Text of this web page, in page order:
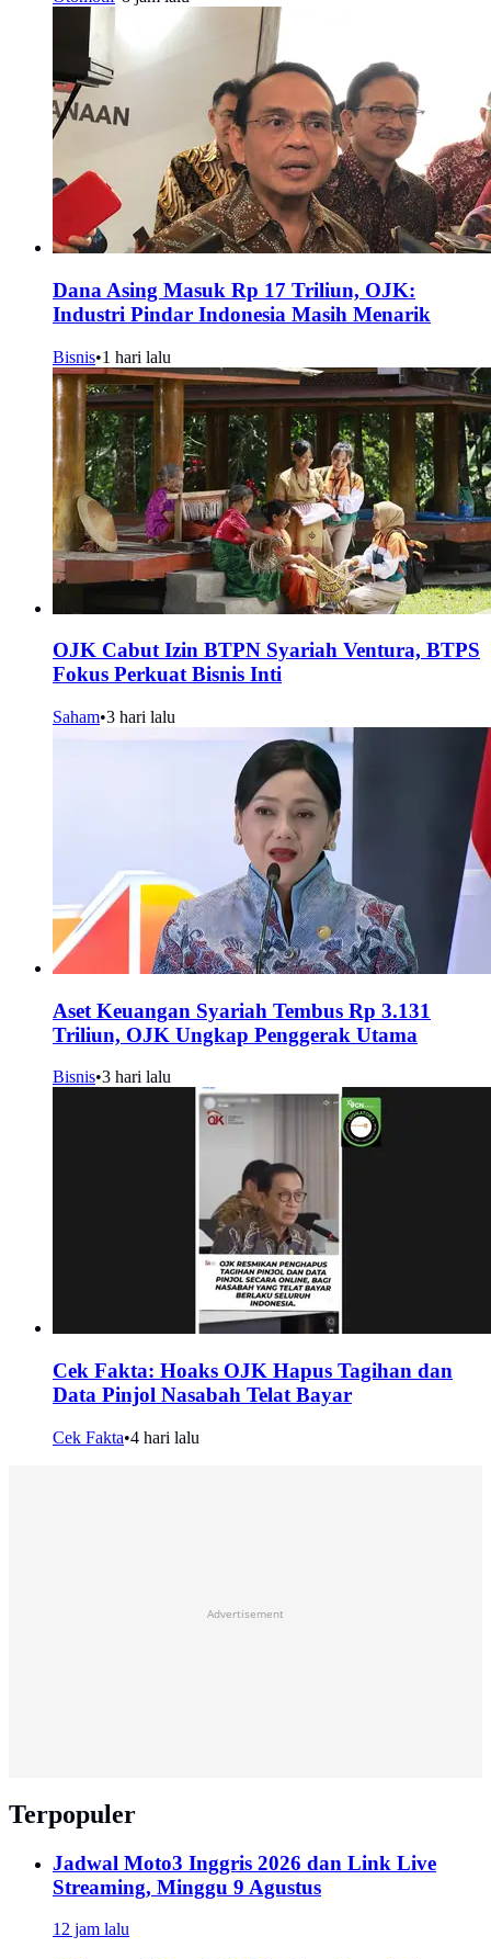
Dana Asing Masuk Rp 17 Triliun, OJK:
Industri Pindar Indonesia Masih Menarik
Bisnis•1 hari lalu
OJK Cabut Izin BTPN Syariah Ventura, BTPS
Fokus Perkuat Bisnis Inti
Saham•3 hari lalu
Aset Keuangan Syariah Tembus Rp 3.131
Triliun, OJK Ungkap Penggerak Utama
Bisnis•3 hari lalu
Cek Fakta: Hoaks OJK Hapus Tagihan dan
Data Pinjol Nasabah Telat Bayar
Cek Fakta•4 hari lalu
Advertisement
Terpopuler
Jadwal Moto3 Inggris 2026 dan Link Live
Streaming, Minggu 9 Agustus
12 jam lalu